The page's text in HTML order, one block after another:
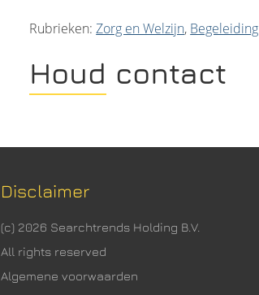
Rubrieken:Zorg en Welzijn, Begeleiding
Houd contact
Disclaimer
(c) 2026 Searchtrends Holding B.V.
All rights reserved
Algemene voorwaarden